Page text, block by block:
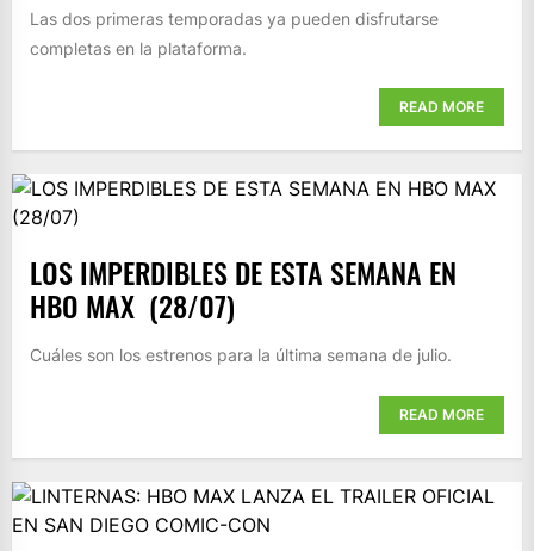
Las dos primeras temporadas ya pueden disfrutarse
completas en la plataforma.
READ MORE
LOS IMPERDIBLES DE ESTA SEMANA EN
HBO MAX ​ (28/07)
Cuáles son los estrenos para la última semana de julio.
READ MORE